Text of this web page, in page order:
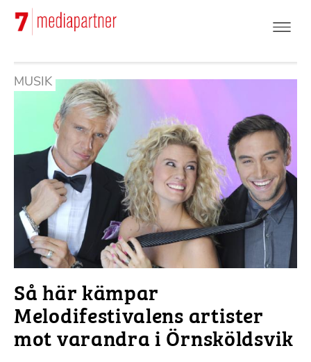
Hoppa
huvudinnehåll
MUSIK
Så här kämpar
Melodifestivalens artister
mot varandra i Örnsköldsvik